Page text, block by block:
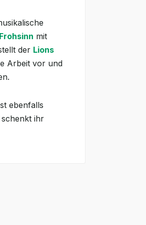
mit
der Lions
Arbeit vor und
ebenfalls
ihr